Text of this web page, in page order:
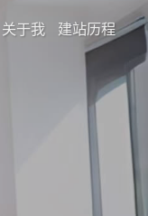
关于我 建站历程